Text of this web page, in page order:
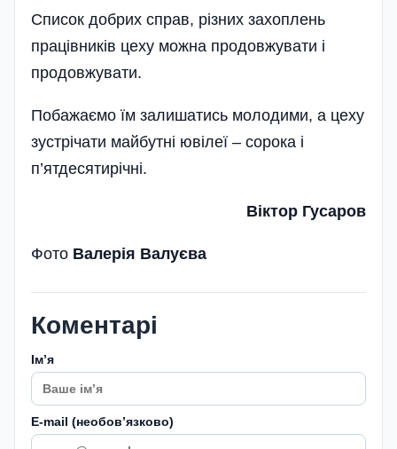
Список добрих справ, різних захоплень
працівників цеху можна продовжувати і
продовжувати.
Побажаємо їм залишатись молодими, а цеху
зустрічати майбутні ювілеї – сорока і
п’ятдесятирічні.
Віктор Гусаров
Фото Валерія Валуєва
Коментарі
Імʼя
E-mail (необовʼязково)